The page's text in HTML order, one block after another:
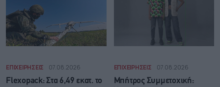
ΕΠΙΧΕΙΡΗΣΕΙΣ 07.08.2026
Flexopack: Στα 6,49 εκατ. το
ΕΠΙΧΕΙΡΗΣΕΙΣ 07.08.2026
Μπήτρος Συμμετοχική: